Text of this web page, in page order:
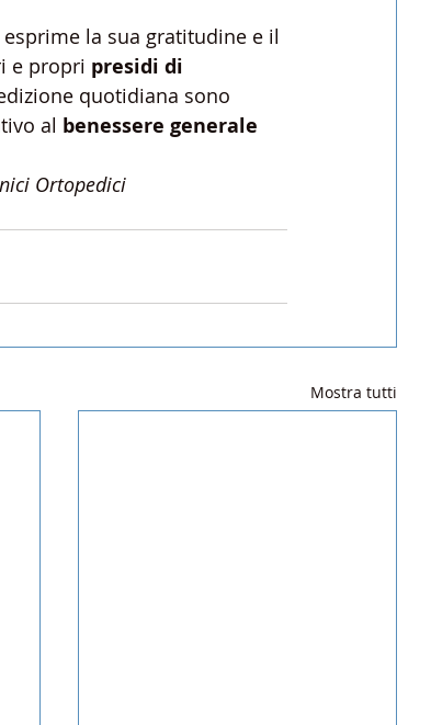
la sua gratitudine e il
e propri presidi di
quotidiana sono
al benessere generale
Ortopedici
Mostra tutti